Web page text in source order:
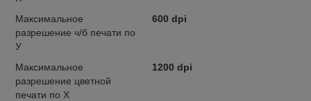
Максимальное
разрешение ч/б печати по
У
600 dpi
Максимальное
разрешение цветной
печати по Х
1200 dpi